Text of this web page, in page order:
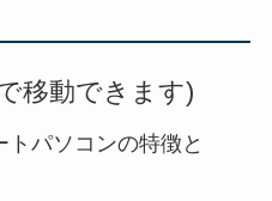
移動できます)
パソコンの特徴と